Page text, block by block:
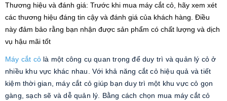
Thương hiệu và đánh giá: Trước khi mua máy cắt cỏ, hãy xem xét
các thương hiệu đáng tin cậy và đánh giá của khách hàng. Điều
này đảm bảo rằng bạn nhận được sản phẩm có chất lượng và dịch
vụ hậu mãi tốt
Máy cắt cỏ là một công cụ quan trọng để duy trì và quản lý cỏ ở
nhiều khu vực khác nhau. Với khả năng cắt cỏ hiệu quả và tiết
kiệm thời gian, máy cắt cỏ giúp bạn duy trì một khu vực cỏ gọn
gàng, sạch sẽ và dễ quản lý. Bằng cách chọn mua máy cắt cỏ